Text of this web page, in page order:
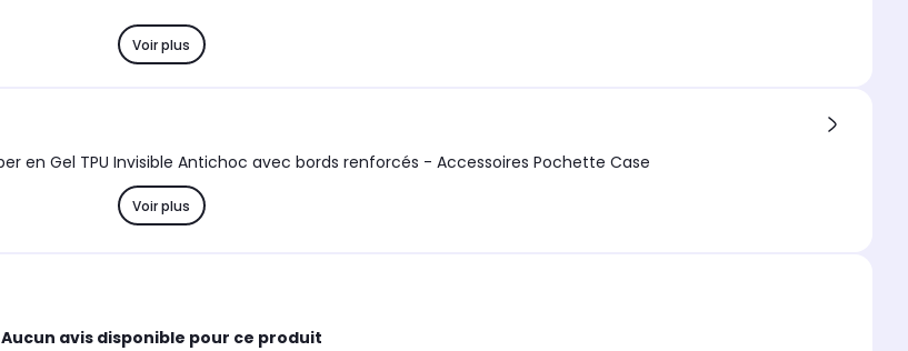
Voir plus
Coque Samsung Galaxy S23 Ultra Souple Transparente flexible Bumper en Gel TPU Invisible Antichoc avec bords renforcés - Accessoires Pochette Case
Voir plus
Aucun avis disponible pour ce produit